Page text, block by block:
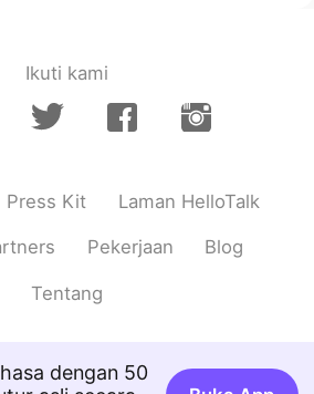
ね！同感です。反対の意見を言
した😊
Ikuti kami
Press Kit Laman HelloTalk
Pekerjaan Blog
Tentang
dengan 50